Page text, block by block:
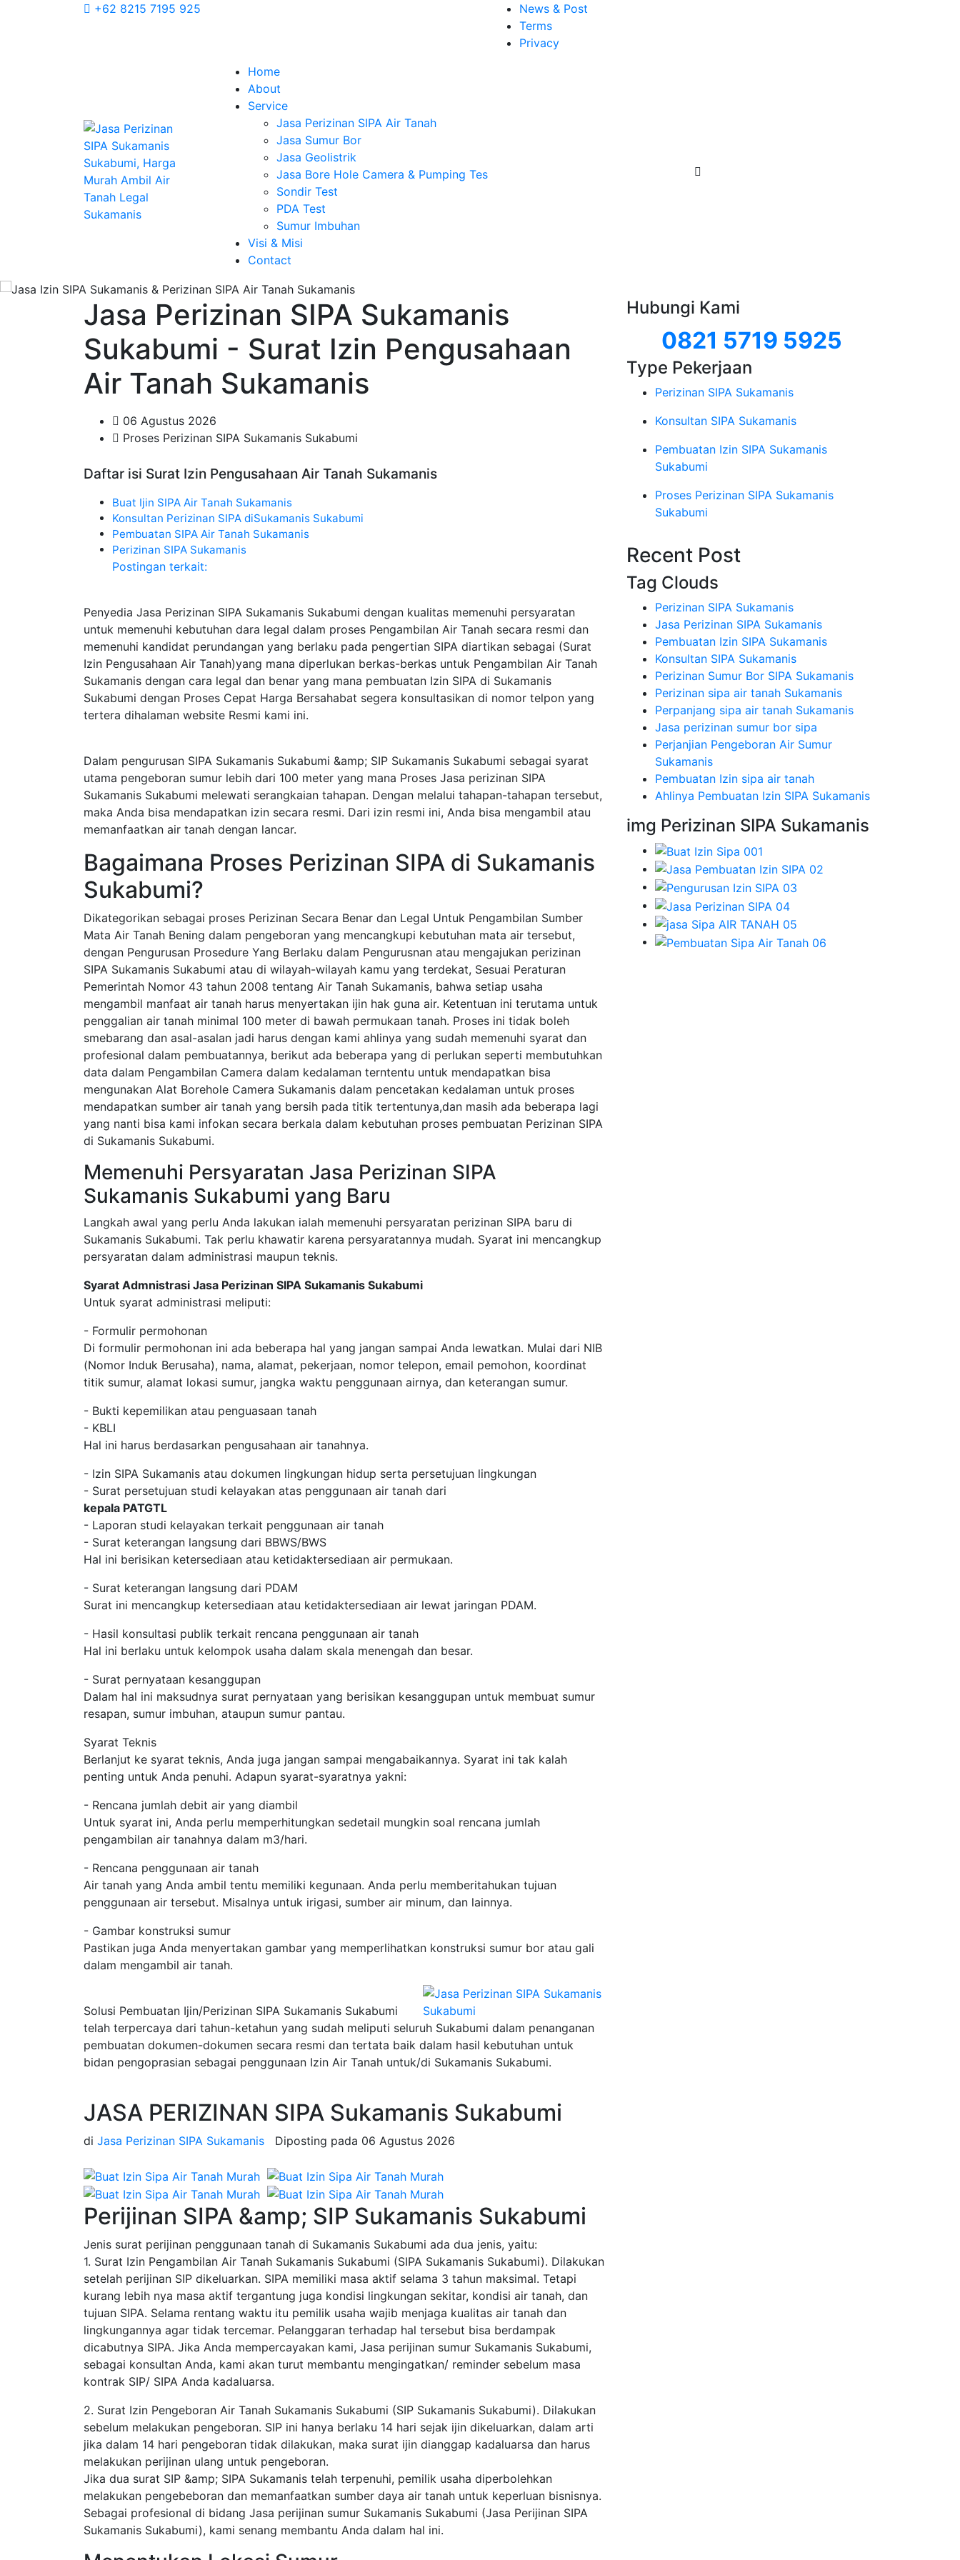
+62 8215 7195 925
News & Post
Terms
Privacy
Home
About
Service
Jasa Perizinan SIPA Air Tanah
Jasa Sumur Bor
Jasa Geolistrik
Jasa Bore Hole Camera & Pumping Tes
Sondir Test
PDA Test
Sumur Imbuhan
Visi & Misi
Contact
Jasa Perizinan SIPA Sukamanis
Sukabumi - Surat Izin Pengusahaan
Air Tanah Sukamanis
06 Agustus 2026
Proses Perizinan SIPA Sukamanis Sukabumi
Daftar isi Surat Izin Pengusahaan Air Tanah Sukamanis
Buat Ijin SIPA Air Tanah Sukamanis
Konsultan Perizinan SIPA diSukamanis Sukabumi
Pembuatan SIPA Air Tanah Sukamanis
Perizinan SIPA Sukamanis
Postingan terkait:
Penyedia Jasa Perizinan SIPA Sukamanis Sukabumi dengan kualitas memenuhi persyaratan
untuk memenuhi kebutuhan dara legal dalam proses Pengambilan Air Tanah secara resmi dan
memenuhi kandidat perundangan yang berlaku pada pengertian SIPA diartikan sebagai (Surat
Izin Pengusahaan Air Tanah)yang mana diperlukan berkas-berkas untuk Pengambilan Air Tanah
Sukamanis dengan cara legal dan benar yang mana pembuatan Izin SIPA di Sukamanis
Sukabumi dengan Proses Cepat Harga Bersahabat segera konsultasikan di nomor telpon yang
tertera dihalaman website Resmi kami ini.
Dalam pengurusan SIPA Sukamanis Sukabumi &amp; SIP Sukamanis Sukabumi sebagai syarat
utama pengeboran sumur lebih dari 100 meter yang mana Proses Jasa perizinan SIPA
Sukamanis Sukabumi melewati serangkaian tahapan. Dengan melalui tahapan-tahapan tersebut,
maka Anda bisa mendapatkan izin secara resmi. Dari izin resmi ini, Anda bisa mengambil atau
memanfaatkan air tanah dengan lancar.
Bagaimana Proses Perizinan SIPA di Sukamanis
Sukabumi?
Dikategorikan sebagai proses Perizinan Secara Benar dan Legal Untuk Pengambilan Sumber
Mata Air Tanah Bening dalam pengeboran yang mencangkupi kebutuhan mata air tersebut,
dengan Pengurusan Prosedure Yang Berlaku dalam Pengurusnan atau mengajukan perizinan
SIPA Sukamanis Sukabumi atau di wilayah-wilayah kamu yang terdekat, Sesuai Peraturan
Pemerintah Nomor 43 tahun 2008 tentang Air Tanah Sukamanis, bahwa setiap usaha
mengambil manfaat air tanah harus menyertakan ijin hak guna air. Ketentuan ini terutama untuk
penggalian air tanah minimal 100 meter di bawah permukaan tanah. Proses ini tidak boleh
smebarang dan asal-asalan jadi harus dengan kami ahlinya yang sudah memenuhi syarat dan
profesional dalam pembuatannya, berikut ada beberapa yang di perlukan seperti membutuhkan
data dalam Pengambilan Camera dalam kedalaman terntentu untuk mendapatkan bisa
mengunakan Alat Borehole Camera Sukamanis dalam pencetakan kedalaman untuk proses
mendapatkan sumber air tanah yang bersih pada titik tertentunya,dan masih ada beberapa lagi
yang nanti bisa kami infokan secara berkala dalam kebutuhan proses pembuatan Perizinan SIPA
di Sukamanis Sukabumi.
Memenuhi Persyaratan Jasa Perizinan SIPA
Sukamanis Sukabumi yang Baru
Langkah awal yang perlu Anda lakukan ialah memenuhi persyaratan perizinan SIPA baru di
Sukamanis Sukabumi. Tak perlu khawatir karena persyaratannya mudah. Syarat ini mencangkup
persyaratan dalam administrasi maupun teknis.
Syarat Admnistrasi Jasa Perizinan SIPA Sukamanis Sukabumi
Untuk syarat administrasi meliputi:
- Formulir permohonan
Di formulir permohonan ini ada beberapa hal yang jangan sampai Anda lewatkan. Mulai dari NIB
(Nomor Induk Berusaha), nama, alamat, pekerjaan, nomor telepon, email pemohon, koordinat
titik sumur, alamat lokasi sumur, jangka waktu penggunaan airnya, dan keterangan sumur.
- Bukti kepemilikan atau penguasaan tanah
- KBLI
Hal ini harus berdasarkan pengusahaan air tanahnya.
- Izin SIPA Sukamanis atau dokumen lingkungan hidup serta persetujuan lingkungan
- Surat persetujuan studi kelayakan atas penggunaan air tanah dari
kepala PATGTL
- Laporan studi kelayakan terkait penggunaan air tanah
- Surat keterangan langsung dari BBWS/BWS
Hal ini berisikan ketersediaan atau ketidaktersediaan air permukaan.
- Surat keterangan langsung dari PDAM
Surat ini mencangkup ketersediaan atau ketidaktersediaan air lewat jaringan PDAM.
- Hasil konsultasi publik terkait rencana penggunaan air tanah
Hal ini berlaku untuk kelompok usaha dalam skala menengah dan besar.
- Surat pernyataan kesanggupan
Dalam hal ini maksudnya surat pernyataan yang berisikan kesanggupan untuk membuat sumur
resapan, sumur imbuhan, ataupun sumur pantau.
Syarat Teknis
Berlanjut ke syarat teknis, Anda juga jangan sampai mengabaikannya. Syarat ini tak kalah
penting untuk Anda penuhi. Adapun syarat-syaratnya yakni:
- Rencana jumlah debit air yang diambil
Untuk syarat ini, Anda perlu memperhitungkan sedetail mungkin soal rencana jumlah
pengambilan air tanahnya dalam m3/hari.
- Rencana penggunaan air tanah
Air tanah yang Anda ambil tentu memiliki kegunaan. Anda perlu memberitahukan tujuan
penggunaan air tersebut. Misalnya untuk irigasi, sumber air minum, dan lainnya.
- Gambar konstruksi sumur
Pastikan juga Anda menyertakan gambar yang memperlihatkan konstruksi sumur bor atau gali
dalam mengambil air tanah.
Solusi Pembuatan Ijin/Perizinan SIPA Sukamanis Sukabumi
telah terpercaya dari tahun-ketahun yang sudah meliputi seluruh Sukabumi dalam penanganan
pembuatan dokumen-dokumen secara resmi dan tertata baik dalam hasil kebutuhan untuk
bidan pengoprasian sebagai penggunaan Izin Air Tanah untuk/di Sukamanis Sukabumi.
JASA PERIZINAN SIPA Sukamanis Sukabumi
di Jasa Perizinan SIPA Sukamanis Diposting pada 06 Agustus 2026
Perijinan SIPA &amp; SIP Sukamanis Sukabumi
Jenis surat perijinan penggunaan tanah di Sukamanis Sukabumi ada dua jenis, yaitu:
1. Surat Izin Pengambilan Air Tanah Sukamanis Sukabumi (SIPA Sukamanis Sukabumi). Dilakukan
setelah perijinan SIP dikeluarkan. SIPA memiliki masa aktif selama 3 tahun maksimal. Tetapi
kurang lebih nya masa aktif tergantung juga kondisi lingkungan sekitar, kondisi air tanah, dan
tujuan SIPA. Selama rentang waktu itu pemilik usaha wajib menjaga kualitas air tanah dan
lingkungannya agar tidak tercemar. Pelanggaran terhadap hal tersebut bisa berdampak
dicabutnya SIPA. Jika Anda mempercayakan kami, Jasa perijinan sumur Sukamanis Sukabumi,
sebagai konsultan Anda, kami akan turut membantu mengingatkan/ reminder sebelum masa
kontrak SIP/ SIPA Anda kadaluarsa.
2. Surat Izin Pengeboran Air Tanah Sukamanis Sukabumi (SIP Sukamanis Sukabumi). Dilakukan
sebelum melakukan pengeboran. SIP ini hanya berlaku 14 hari sejak ijin dikeluarkan, dalam arti
jika dalam 14 hari pengeboran tidak dilakukan, maka surat ijin dianggap kadaluarsa dan harus
melakukan perijinan ulang untuk pengeboran.
Jika dua surat SIP &amp; SIPA Sukamanis telah terpenuhi, pemilik usaha diperbolehkan
melakukan pengebeboran dan memanfaatkan sumber daya air tanah untuk keperluan bisnisnya.
Sebagai profesional di bidang Jasa perijinan sumur Sukamanis Sukabumi (Jasa Perijinan SIPA
Sukamanis Sukabumi), kami senang membantu Anda dalam hal ini.
Hubungi Kami
0821 5719 5925
Type Pekerjaan
Perizinan SIPA Sukamanis
Konsultan SIPA Sukamanis
Pembuatan Izin SIPA Sukamanis
Sukabumi
Proses Perizinan SIPA Sukamanis
Sukabumi
Recent Post
Tag Clouds
Perizinan SIPA Sukamanis
Jasa Perizinan SIPA Sukamanis
Pembuatan Izin SIPA Sukamanis
Konsultan SIPA Sukamanis
Perizinan Sumur Bor SIPA Sukamanis
Perizinan sipa air tanah Sukamanis
Perpanjang sipa air tanah Sukamanis
Jasa perizinan sumur bor sipa
Perjanjian Pengeboran Air Sumur
Sukamanis
Pembuatan Izin sipa air tanah
Ahlinya Pembuatan Izin SIPA Sukamanis
img Perizinan SIPA Sukamanis